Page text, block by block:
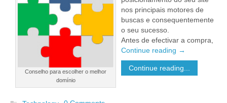
Conselho para escolher o melhor
domínio
nos principais motores de
buscas e consequentemente
o seu sucesso.
Antes de efectivar a compra,
Continue reading →
Continue reading...